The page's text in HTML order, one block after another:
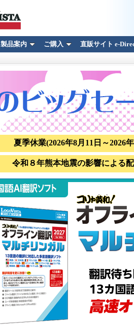
製品案内 ご購入 直販サイト e-
夏季休業(2026年8月11日～2026
令和８年熊本地震の影響による